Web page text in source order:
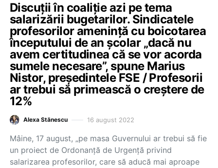
Discuții în coaliție azi pe tema
salarizării bugetarilor. Sindicatele
profesorilor amenință cu boicotarea
începutului de an școlar „dacă nu
avem certitudinea că se vor acorda
sumele necesare”, spune Marius
Nistor, președintele FSE / Profesorii
ar trebui să primească o creștere de
12%
Alexa Stănescu 16 august 2022
Mâine, 17 august, „pe masa Guvernului ar trebui să fie
un proiect de Ordonanță de Urgență privind
salarizarea profesorilor, care să aducă mai aproape